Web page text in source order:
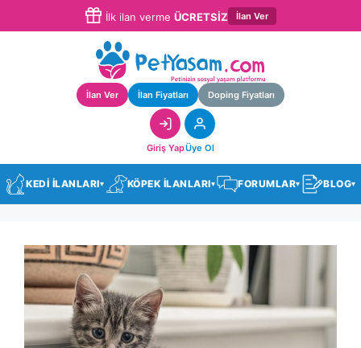
İlk ilan verme ÜCRETSİZ İlan Ver
İlan Ver İlan Fiyatları Doping Fiyatları
Giriş YapÜye Ol
KEDİ İLANLARI▾ KÖPEK İLANLARI▾ FORUMLAR▾ BLOG▾